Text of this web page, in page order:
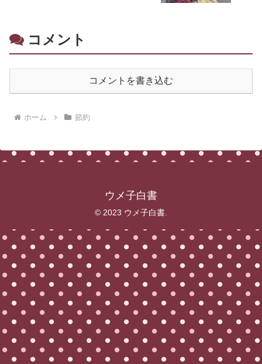
コメント
コメントを書き込む
ホーム 節約
ウメ子白書
© 2023 ウメ子白書.